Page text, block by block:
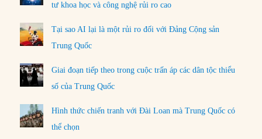
tư khoa học và công nghệ rủi ro cao
Tại sao AI lại là một rủi ro đối với Đảng Cộng sản
Trung Quốc
Giai đoạn tiếp theo trong cuộc trấn áp các dân tộc thiểu
số của Trung Quốc
Hình thức chiến tranh với Đài Loan mà Trung Quốc có
thể chọn